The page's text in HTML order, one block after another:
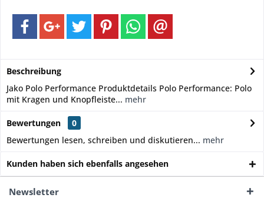
Beschreibung
Jako Polo Performance Produktdetails Polo Performance: Polo
mit Kragen und Knopfleiste... mehr
Bewertungen
0
Bewertungen lesen, schreiben und diskutieren... mehr
Kunden haben sich ebenfalls angesehen
Newsletter